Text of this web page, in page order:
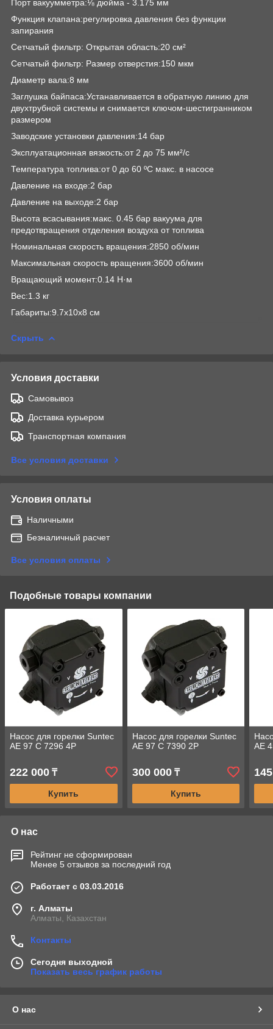
Порт вакуумметра:⅛ дюйма - 3.175 мм
Функция клапана:регулировка давления без функции
запирания
Сетчатый фильтр: Открытая область:20 см²
Сетчатый фильтр: Размер отверстия:150 мкм
Диаметр вала:8 мм
Заглушка байпаса:Устанавливается в обратную линию для
двухтрубной системы и снимается ключом-шестигранником
размером
Заводские установки давления:14 бар
Эксплуатационная вязкость:от 2 до 75 мм²/с
Температура топлива:от 0 до 60 ºC макс. в насосе
Давление на входе:2 бар
Давление на выходе:2 бар
Высота всасывания:макс. 0.45 бар вакуума для
предотвращения отделения воздуха от топлива
Номинальная скорость вращения:2850 об/мин
Максимальная скорость вращения:3600 об/мин
Вращающий момент:0.14 Н·м
Вес:1.3 кг
Габариты:9.7x10x8 см
Скрыть
Условия доставки
Самовывоз
Доставка курьером
Транспортная компания
Все условия доставки
Условия оплаты
Наличными
Безналичный расчет
Все условия оплаты
Подобные товары компании
Насос для горелки Suntec
AE 97 C 7296 4P
222 000 ₸
Купить
Насос для горелки Suntec
AE 97 C 7390 2P
300 000₸
Купить
AE
О нас
Рейтинг не сформирован
Менее 5 отзывов за последний год
Работает с 03.03.2016
г. Алматы
Алматы, Казахстан
Контакты
Сегодня выходной
Показать весь график работы
О нас